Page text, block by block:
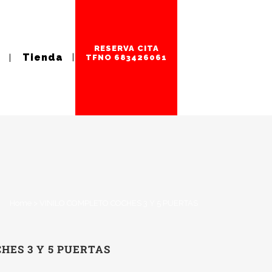
Tienda
RESERVA CITA
TFNO 683426061
3 Y 5 PUERTAS